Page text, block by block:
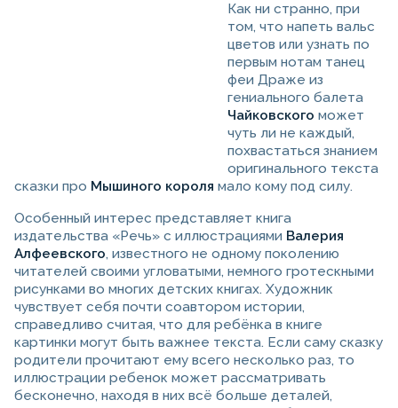
Как ни странно, при
том, что напеть вальс
цветов или узнать по
первым нотам танец
феи Драже из
гениального балета
Чайковского может
чуть ли не каждый,
похвастаться знанием
оригинального текста
сказки про Мышиного короля мало кому под силу.
Особенный интерес представляет книга
издательства «Речь» с иллюстрациями Валерия
Алфеевского, известного не одному поколению
читателей своими угловатыми, немного гротескными
рисунками во многих детских книгах. Художник
чувствует себя почти соавтором истории,
справедливо считая, что для ребёнка в книге
картинки могут быть важнее текста. Если саму сказку
родители прочитают ему всего несколько раз, то
иллюстрации ребенок может рассматривать
бесконечно, находя в них всё больше деталей,